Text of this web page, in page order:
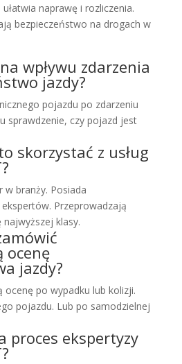
naprawę i rozliczenia.
bezpieczeństwo na drogach w
wpływu zdarzenia
jazdy?
pojazdu po zdarzeniu
sprawdzenie, czy pojazd jest
skorzystać z usług
w branży. Posiada
Przeprowadzają
klasy.
ocenę
jazdy?
po wypadku lub kolizji.
pojazdu. Lub po samodzielnej
proces ekspertyzy